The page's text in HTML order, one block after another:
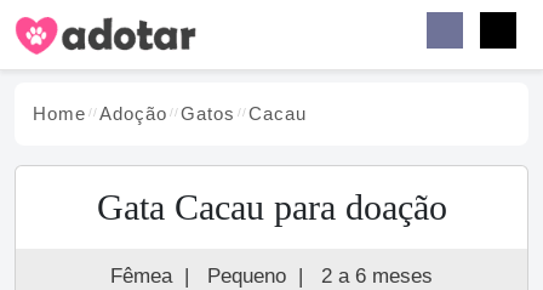
Home Adoção Gatos Cacau
Gata Cacau para doação
Fêmea | Pequeno | 2 a 6 meses